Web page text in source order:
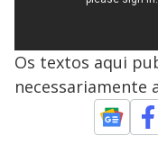
Os textos aqui
necessariamente